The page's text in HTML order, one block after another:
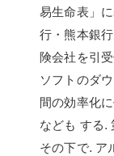
易生命表」
行・熊本銀
険会社を引
ソフトのダ
間の効率化
なども する.
その下で. ア